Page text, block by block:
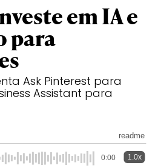
em IA e
para
Ask Pinterest para
Assistant para
readme
0:00 1.0x